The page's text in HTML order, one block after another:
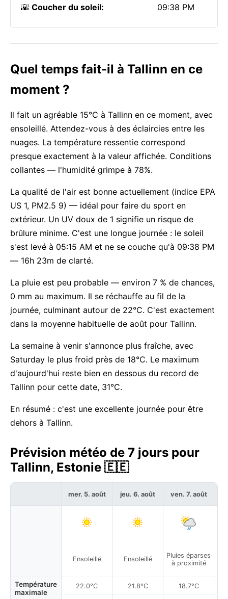
🌇 Coucher du soleil: 09:38 PM
Quel temps fait-il à Tallinn en ce
moment ?
Il fait un agréable 15°C à Tallinn en ce moment, avec
ensoleillé. Attendez-vous à des éclaircies entre les
nuages. La température ressentie correspond
presque exactement à la valeur affichée. Conditions
collantes — l'humidité grimpe à 78%.
La qualité de l'air est bonne actuellement (indice EPA
US 1, PM2.5 9) — idéal pour faire du sport en
extérieur. Un UV doux de 1 signifie un risque de
brûlure minime. C'est une longue journée : le soleil
s'est levé à 05:15 AM et ne se couche qu'à 09:38 PM
— 16h 23m de clarté.
La pluie est peu probable — environ 7 % de chances,
0 mm au maximum. Il se réchauffe au fil de la
journée, culminant autour de 22°C. C'est exactement
dans la moyenne habituelle de août pour Tallinn.
La semaine à venir s'annonce plus fraîche, avec
Saturday le plus froid près de 18°C. Le maximum
d'aujourd'hui reste bien en dessous du record de
Tallinn pour cette date, 31°C.
En résumé : c'est une excellente journée pour être
dehors à Tallinn.
Prévision météo de 7 jours pour
Tallinn, Estonie 🇪🇪
Température
maximale
mer. 5. août
Ensoleillé
22.0°C
jeu. 6. août
Ensoleillé
21.8°C
ven. 7. août
Pluies éparses
à proximité
18.7°C